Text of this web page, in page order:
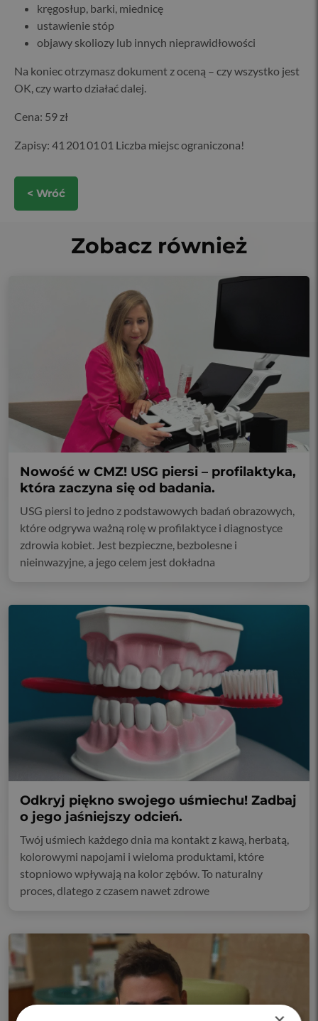
kręgosłup, barki, miednicę
ustawienie stóp
objawy skoliozy lub innych nieprawidłowości
Na koniec otrzymasz dokument z oceną – czy wszystko jest
OK, czy warto działać dalej.
Cena: 59 zł
Zapisy: 41 201 01 01 Liczba miejsc ograniczona!
< Wróć
Zobacz również
Nowość w CMZ! USG piersi – profilaktyka,
która zaczyna się od badania.
USG piersi to jedno z podstawowych badań obrazowych,
które odgrywa ważną rolę w profilaktyce i diagnostyce
zdrowia kobiet. Jest bezpieczne, bezbolesne i
nieinwazyjne, a jego celem jest dokładna
Odkryj piękno swojego uśmiechu! Zadbaj
o jego jaśniejszy odcień.
Twój uśmiech każdego dnia ma kontakt z kawą, herbatą,
kolorowymi napojami i wieloma produktami, które
stopniowo wpływają na kolor zębów. To naturalny
proces, dlatego z czasem nawet zdrowe